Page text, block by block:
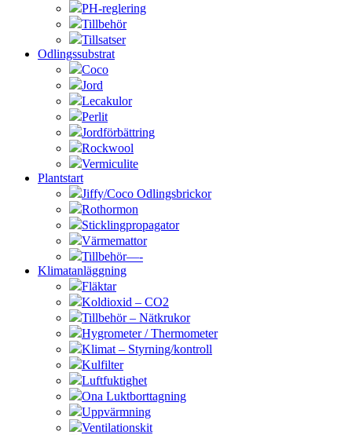
PH-reglering
Tillbehör
Tillsatser
Odlingssubstrat
Coco
Jord
Lecakulor
Perlit
Jordförbättring
Rockwool
Vermiculite
Plantstart
Jiffy/Coco Odlingsbrickor
Rothormon
Sticklingpropagator
Värmemattor
Tillbehör—-
Klimatanläggning
Fläktar
Koldioxid – CO2
Tillbehör – Nätkrukor
Hygrometer / Thermometer
Klimat – Styrning/kontroll
Kulfilter
Luftfuktighet
Ona Luktborttagning
Uppvärmning
Ventilationskit